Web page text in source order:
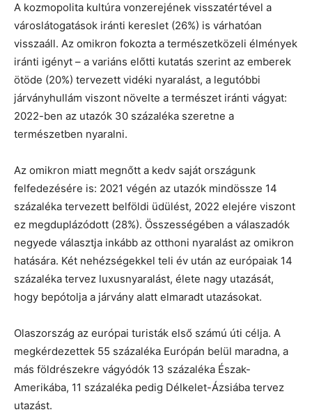
A kozmopolita kultúra vonzerejének visszatértével a
városlátogatások iránti kereslet (26%) is várhatóan
visszaáll. Az omikron fokozta a természetközeli élmények
iránti igényt – a variáns előtti kutatás szerint az emberek
ötöde (20%) tervezett vidéki nyaralást, a legutóbbi
járványhullám viszont növelte a természet iránti vágyat:
2022-ben az utazók 30 százaléka szeretne a
természetben nyaralni.
Az omikron miatt megnőtt a kedv saját országunk
felfedezésére is: 2021 végén az utazók mindössze 14
százaléka tervezett belföldi üdülést, 2022 elejére viszont
ez megduplázódott (28%). Összességében a válaszadók
negyede választja inkább az otthoni nyaralást az omikron
hatására. Két nehézségekkel teli év után az európaiak 14
százaléka tervez luxusnyaralást, élete nagy utazását,
hogy bepótolja a járvány alatt elmaradt utazásokat.
Olaszország az európai turisták első számú úti célja. A
megkérdezettek 55 százaléka Európán belül maradna, a
más földrészekre vágyódók 13 százaléka Észak-
Amerikába, 11 százaléka pedig Délkelet-Ázsiába tervez
utazást.